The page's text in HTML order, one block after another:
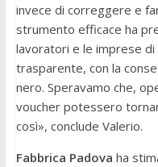
invece di correggere e
strumento efficace ha
lavoratori e le imprese
trasparente, con la
nero. Speravamo che,
voucher potessero
così», conclude Valerio.
Fabbrica Padova ha